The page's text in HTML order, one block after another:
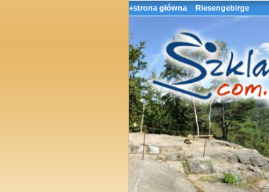
+strona główna Riesengebirge